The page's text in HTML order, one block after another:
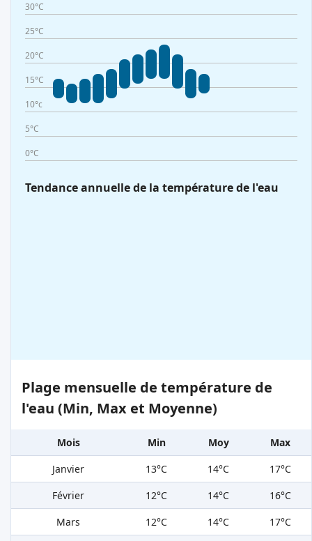
30°C
25°C
20°C
15°C
10°c
5°C
0°C
Tendance annuelle de la température de l'eau
Plage mensuelle de température de
l'eau (Min, Max et Moyenne)
Mois Min Moy
Max
Janvier
13°C 14°C
17°C
Février
12°C 14°C
16°C
Mars
12°C 14°C
17°C